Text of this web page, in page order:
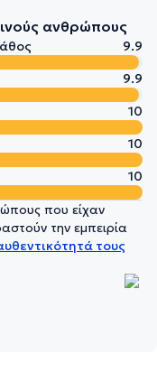
ανθρώπους
9.9
9.9
10
10
10
που είχαν
την εμπειρία
τους